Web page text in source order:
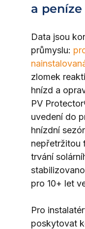
a peníze
Data jsou
průmyslu:
zlomek
hnízd a
PV
uvedení do
hnízdní
nepřetržitou
trvání
pro 10+ let
Pro
poskytovat